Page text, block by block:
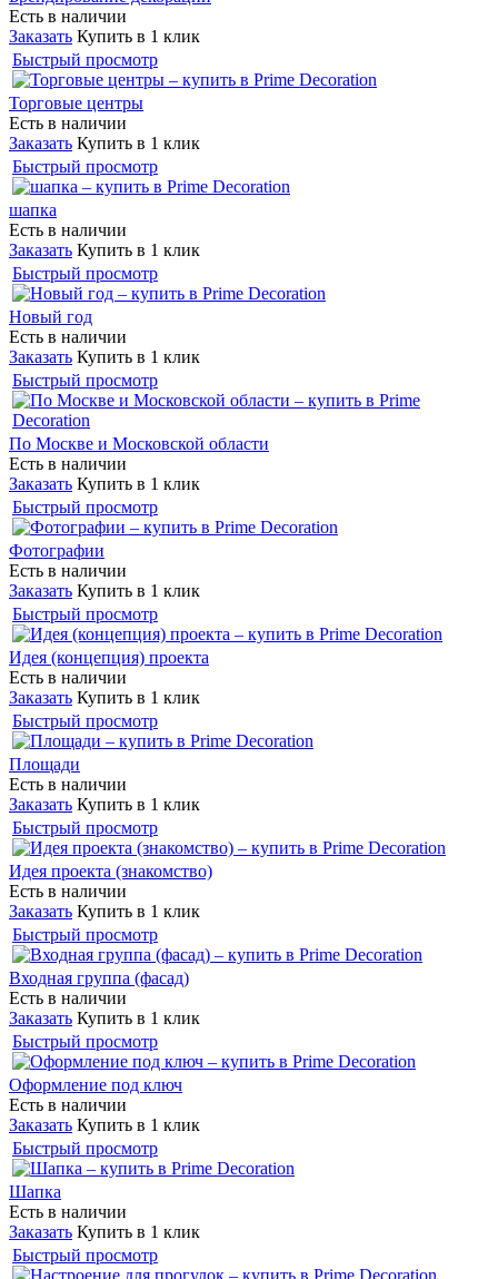
Есть в наличии
Заказать Купить в 1 клик
Быстрый просмотр
Торговые центры
Есть в наличии
Заказать Купить в 1 клик
Быстрый просмотр
шапка
Есть в наличии
Заказать Купить в 1 клик
Быстрый просмотр
Новый год
Есть в наличии
Заказать Купить в 1 клик
Быстрый просмотр
По Москве и Московской области
Есть в наличии
Заказать Купить в 1 клик
Быстрый просмотр
Фотографии
Есть в наличии
Заказать Купить в 1 клик
Быстрый просмотр
Идея (концепция) проекта
Есть в наличии
Заказать Купить в 1 клик
Быстрый просмотр
Площади
Есть в наличии
Заказать Купить в 1 клик
Быстрый просмотр
Идея проекта (знакомство)
Есть в наличии
Заказать Купить в 1 клик
Быстрый просмотр
Входная группа (фасад)
Есть в наличии
Заказать Купить в 1 клик
Быстрый просмотр
Оформление под ключ
Есть в наличии
Заказать Купить в 1 клик
Быстрый просмотр
Шапка
Есть в наличии
Заказать Купить в 1 клик
Быстрый просмотр